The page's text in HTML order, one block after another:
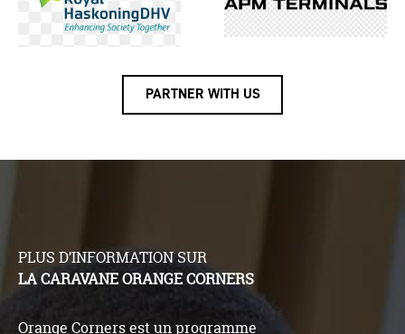
PARTNER WITH US
PLUS D’INFORMATION SUR
LA CARAVANE ORANGE CORNERS
Orange Corners est un programme